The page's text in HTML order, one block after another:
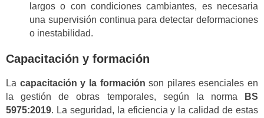
largos o con condiciones cambiantes, es necesaria
una supervisión continua para detectar deformaciones
o inestabilidad.
Capacitación y formación
La capacitación y la formación son pilares esenciales en
la gestión de obras temporales, según la norma
BS
5975:2019. La seguridad, la eficiencia y la calidad de estas